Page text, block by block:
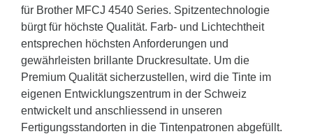
für Brother MFCJ 4540 Series. Spitzentechnologie
bürgt für höchste Qualität. Farb- und Lichtechtheit
entsprechen höchsten Anforderungen und
gewährleisten brillante Druckresultate. Um die
Premium Qualität sicherzustellen, wird die Tinte im
eigenen Entwicklungszentrum in der Schweiz
entwickelt und anschliessend in unseren
Fertigungsstandorten in die Tintenpatronen abgefüllt.